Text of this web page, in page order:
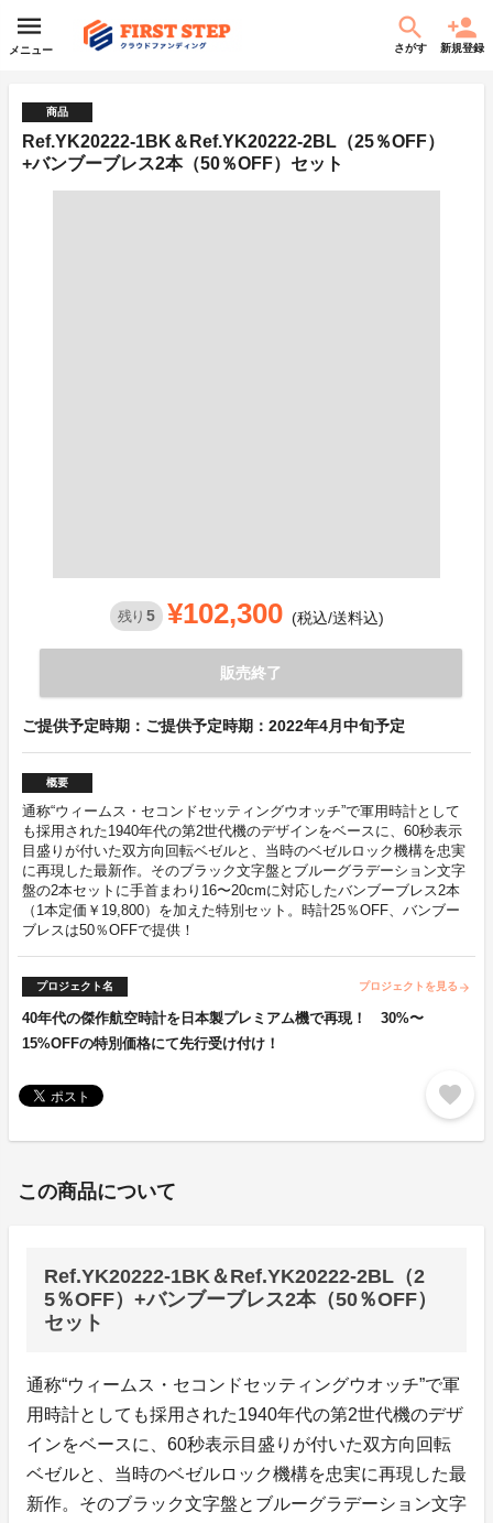
メニュー さがす 新規登録
商品
Ref.YK20222-1BK＆Ref.YK20222-2BL（25％OFF）
+バンブーブレス2本（50％OFF）セット
残り 5 ¥102,300 (税込/送料込)
販売終了
ご提供予定時期：ご提供予定時期：2022年4月中旬予定
概要
通称“ウィームス・セコンドセッティングウオッチ”で軍用時計として
も採用された1940年代の第2世代機のデザインをベースに、60秒表示
目盛りが付いた双方向回転ベゼルと、当時のベゼルロック機構を忠実
に再現した最新作。そのブラック文字盤とブルーグラデーション文字
盤の2本セットに手首まわり16〜20cmに対応したバンブーブレス2本
（1本定価￥19,800）を加えた特別セット。時計25％OFF、バンブー
ブレスは50％OFFで提供！
プロジェクト名 プロジェクトを見る arrow_forward
40年代の傑作航空時計を日本製プレミアム機で再現！ 30%〜
15%OFFの特別価格にて先行受け付け！
favorite
この商品について
Ref.YK20222-1BK＆Ref.YK20222-2BL（2
5％OFF）+バンブーブレス2本（50％OFF）
セット
通称“ウィームス・セコンドセッティングウオッチ”で軍
用時計としても採用された1940年代の第2世代機のデザ
インをベースに、60秒表示目盛りが付いた双方向回転
ベゼルと、当時のベゼルロック機構を忠実に再現した最
新作。そのブラック文字盤とブルーグラデーション文字